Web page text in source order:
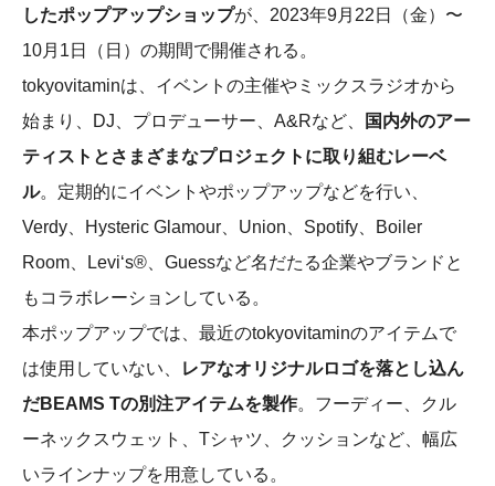
したポップアップショップが、2023年9月22日（金）〜
10月1日（日）の期間で開催される。
tokyovitaminは、イベントの主催やミックスラジオから
始まり、DJ、プロデューサー、A&Rなど、
国内外のアー
ティストとさまざまなプロジェクトに取り組むレーベ
ル。定期的にイベントやポップアップなどを行い、
Verdy、Hysteric Glamour、Union、Spotify、Boiler
Room、Levi‘s®、Guessなど名だたる企業やブランドと
もコラボレーションしている。
本ポップアップでは、最近のtokyovitaminのアイテムで
は使用していない、
レアなオリジナルロゴを落とし込ん
だBEAMS Tの別注アイテムを製作。フーディー、クル
ーネックスウェット、Tシャツ、クッションなど、幅広
いラインナップを用意している。